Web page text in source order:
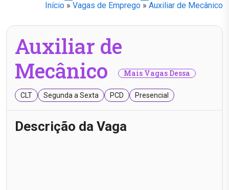
Início » Vagas de Emprego » Auxiliar de Mecânico
Auxiliar de
Mecânico
Mais Vagas Dessa
CLT Segunda a Sexta PCD Presencial
Descrição da Vaga